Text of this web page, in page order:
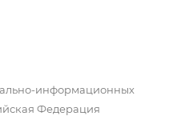
информационных
Федерация